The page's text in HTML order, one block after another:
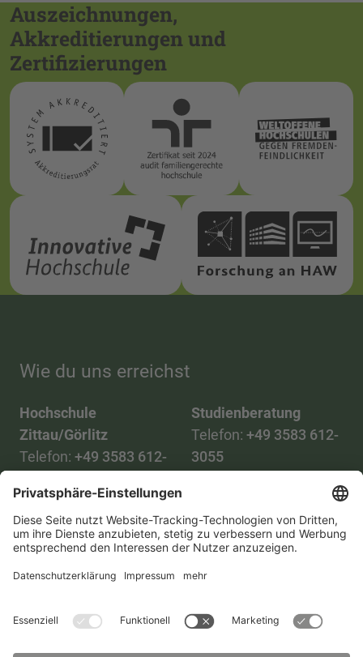
Auszeichnungen,
Akkreditierungen und
Zertifizierungen
Wie du uns erreichst
Hochschule
Zittau/Görlitz
Telefon: +49 3583 612-
Mail:info(at)hszg.de
Studienberatung
Telefon: +49 3583 612-
3055
Mail:
stud.info(at)hszg.de
TransparenzgesetzKontakt Lageplan